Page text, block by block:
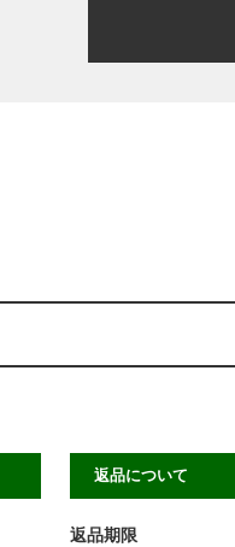
返品について
返品期限